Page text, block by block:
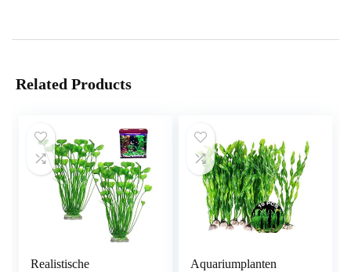
Related Products
Realistische
Aquariumplanten